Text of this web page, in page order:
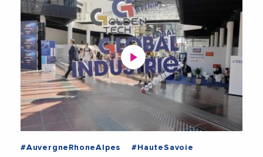
#AuvergneRhoneAlpes
#HauteSavoie